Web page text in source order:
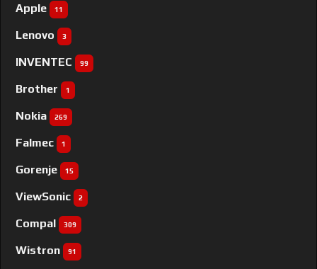
Apple 11
Lenovo 3
INVENTEC 99
Brother 1
Nokia 269
Falmec 1
Gorenje 15
ViewSonic 2
Compal 309
Wistron 91